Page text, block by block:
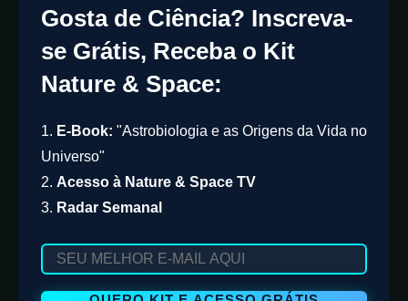
Gosta de Ciência? Inscreva-
se Grátis, Receba o Kit
Nature & Space:
1. E-Book: "Astrobiologia e as Origens da Vida no
Universo"
2. Acesso à Nature & Space TV
3. Radar Semanal